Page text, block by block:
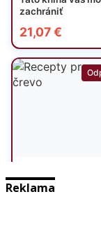
Reklama